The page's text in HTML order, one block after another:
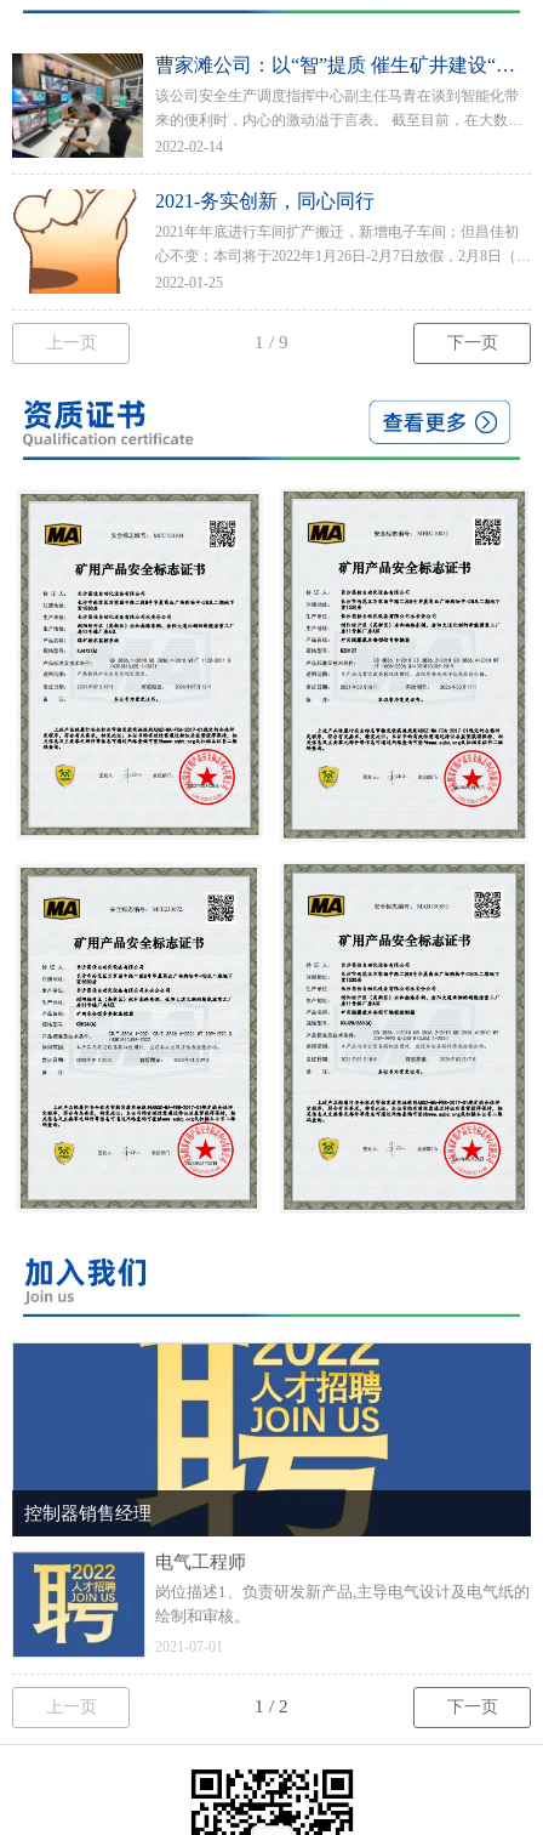
曹家滩公司：以“智”提质 催生矿井建设“新担当
该公司安全生产调度指挥中心副主任马青在谈到智能化带
来的便利时，内心的激动溢于言表。 截至目前，在大数据
的推动下，该公司矿井各排水点均已实现了水泵自动启停
2022-02-14
2021-务实创新，同心同行
2021年年底进行车间扩产搬迁，新增电子车间；但昌佳初
心不变；本司将于2022年1月26日-2月7日放假，2月8日（初
八）正式恢复生产新一年的钟声即将敲响，在此祝福大家
2022-01-25
上一页 下一页
控制器销售经理
电气工程师
岗位描述1、负责研发新产品,主导电气设计及电气纸的
绘制和审核。
2021-07-01
上一页 下一页